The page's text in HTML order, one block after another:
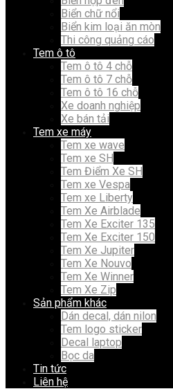
Biển chữ nổi
Biển kim loại ăn mòn
Thi công quảng cáo
Tem ô tô
Tem ô tô 4 chỗ
Tem ô tô 7 chỗ
Tem ô tô 16 chỗ
Xe doanh nghiệp
Xe bán tải
Tem xe máy
Tem xe wave
Tem xe SH
Tem Điểm Xe SH
Tem xe Vespa
Tem xe Liberty
Tem Xe Airblade
Tem Xe Exciter 135
Tem Xe Exciter 150
Tem Xe Jupiter
Tem Xe Nouvo
Tem Xe Winner
Tem Xe Zip
Sản phẩm khác
Dán decal, dán nilon
Tem logo sticker
Decal laptop
Bọc da
Tin tức
Liên hệ